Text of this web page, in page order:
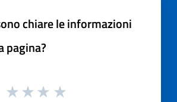
chiare le informazioni
pagina?